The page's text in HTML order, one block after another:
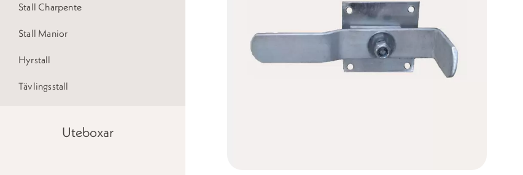
Stall Charpente
Stall Manior
Hyrstall
Tävlingsstall
Uteboxar